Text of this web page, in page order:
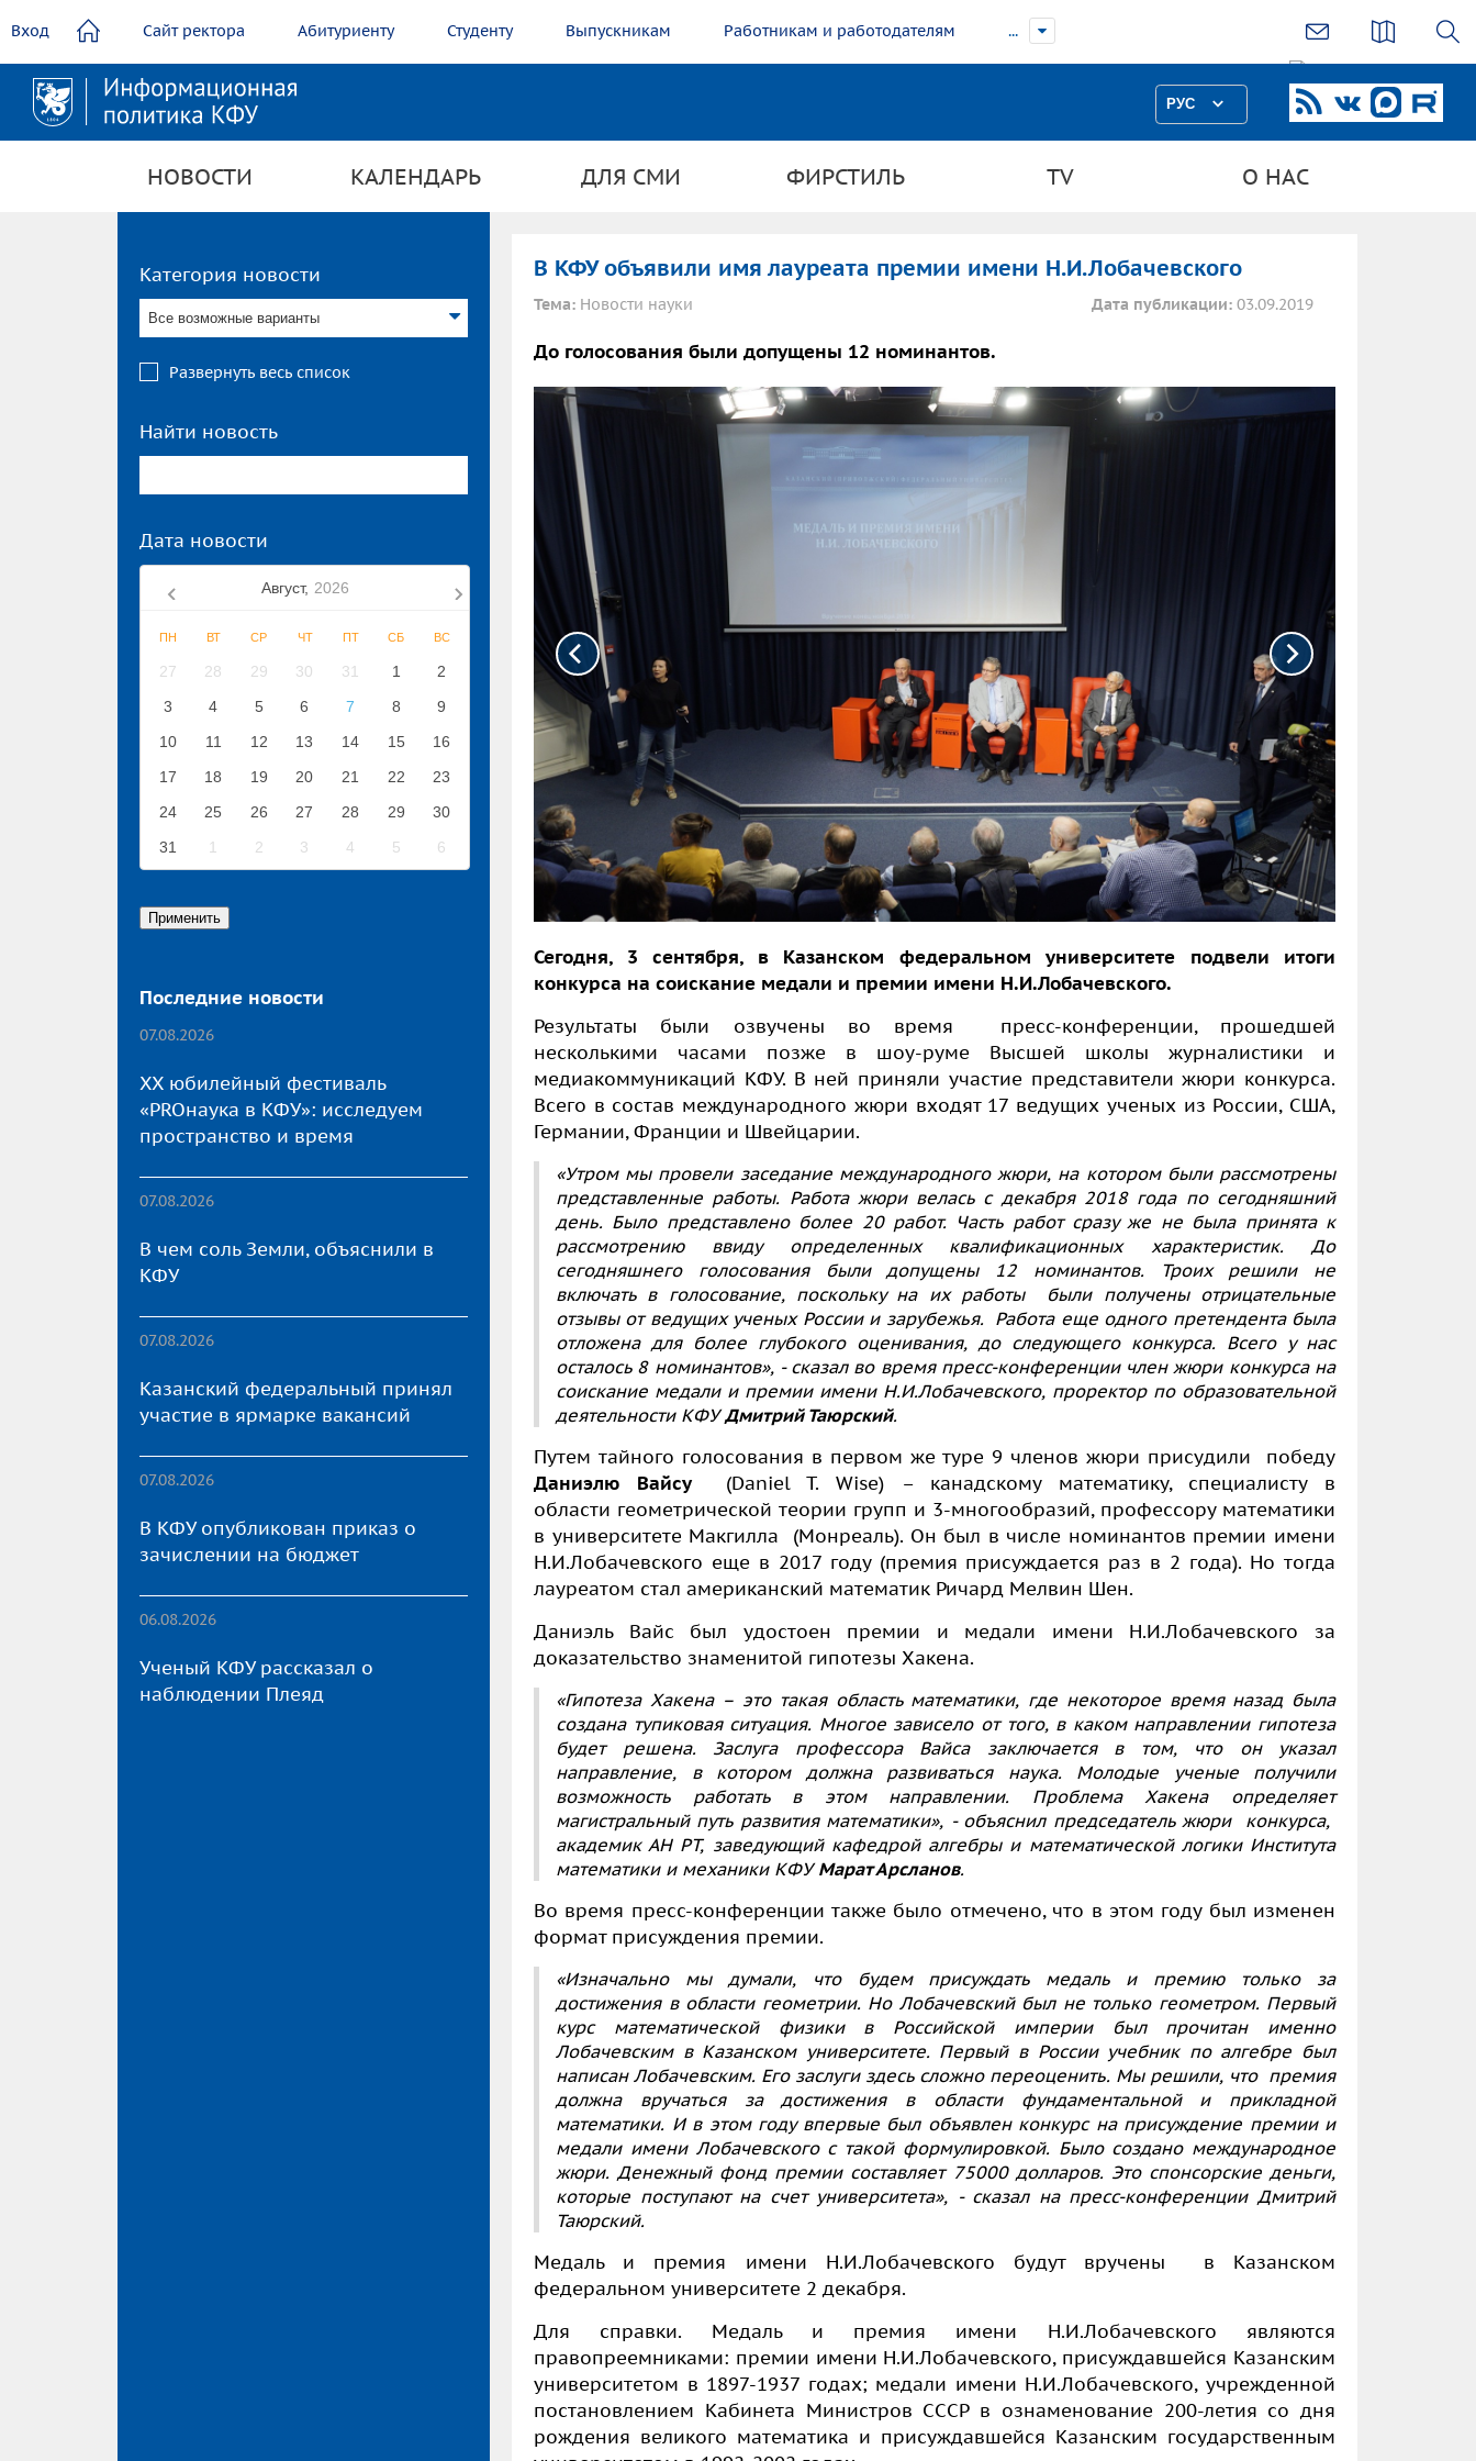
содержанию
Вход Сайт ректора Абитуриенту Студенту Выпускникам Работникам и работодателям ...
РУС
НОВОСТИ КАЛЕНДАРЬ ДЛЯ СМИ ФИРСТИЛЬ TV О НАС
Категория новости
Все возможные варианты
Развернуть весь список
Найти новость
Дата новости
Август, 2026
ПН ВТ СР ЧТ ПТ СБ ВС
27 28 29 30 31 1
2
3
4 5 6 7 8
9
10
11 12 13 14 15
16
17
18 19 20 21 22
23
24
25 26 27 28 29
30
31
1 2 3 4 5 6
Последние новости
07.08.2026
XX юбилейный фестиваль
«PROнаука в КФУ»: исследуем
пространство и время
07.08.2026
В чем соль Земли, объяснили в
КФУ
07.08.2026
Казанский федеральный принял
участие в ярмарке вакансий
07.08.2026
В КФУ опубликован приказ о
зачислении на бюджет
06.08.2026
Ученый КФУ рассказал о
наблюдении Плеяд
В КФУ объявили имя лауреата премии имени Н.И.Лобачевского
Тема: Новости науки Дата публикации: 03.09.2019
До голосования были допущены 12 номинантов.
Сегодня, 3 сентября, в Казанском федеральном университете подвели итоги
конкурса на соискание медали и премии имени Н.И.Лобачевского.
Результаты были озвучены во время пресс-конференции, прошедшей
несколькими часами позже в шоу-руме Высшей школы журналистики и
медиакоммуникаций КФУ. В ней приняли участие представители жюри конкурса.
Всего в состав международного жюри входят 17 ведущих ученых из России, США,
Германии, Франции и Швейцарии.
«Утром мы провели заседание международного жюри, на котором были рассмотрены
представленные работы. Работа жюри велась с декабря 2018 года по сегодняшний
день. Было представлено более 20 работ. Часть работ сразу же не была принята к
рассмотрению ввиду определенных квалификационных характеристик. До
сегодняшнего голосования были допущены 12 номинантов. Троих решили не
включать в голосование, поскольку на их работы были получены отрицательные
отзывы от ведущих ученых России и зарубежья. Работа еще одного претендента была
отложена для более глубокого оценивания, до следующего конкурса. Всего у нас
осталось 8 номинантов», - сказал во время пресс-конференции член жюри конкурса на
соискание медали и премии имени Н.И.Лобачевского, проректор по образовательной
деятельности КФУДмитрий Таюрский.
Путем тайного голосования в первом же туре 9 членов жюри присудили победу
Даниэлю Вайсу(Daniel T. Wise) – канадскому математику, специалисту в
области геометрической теории групп и 3-многообразий, профессору математики
в университете Макгилла (Монреаль). Он был в числе номинантов премии имени
Н.И.Лобачевского еще в 2017 году (премия присуждается раз в 2 года). Но тогда
лауреатом стал американский математик Ричард Мелвин Шен.
Даниэль Вайс был удостоен премии и медали имени Н.И.Лобачевского за
доказательство знаменитой гипотезы Хакена.
«Гипотеза Хакена – это такая область математики, где некоторое время назад была
создана тупиковая ситуация. Многое зависело от того, в каком направлении гипотеза
будет решена. Заслуга профессора Вайса заключается в том, что он указал
направление, в котором должна развиваться наука. Молодые ученые получили
возможность работать в этом направлении. Проблема Хакена определяет
магистральный путь развития математики», - объяснил председатель жюри конкурса,
академик АН РТ, заведующий кафедрой алгебры и математической логики Института
математики и механики КФУМарат Арсланов.
Во время пресс-конференции также было отмечено, что в этом году был изменен
формат присуждения премии.
«Изначально мы думали, что будем присуждать медаль и премию только за
достижения в области геометрии. Но Лобачевский был не только геометром. Первый
курс математической физики в Российской империи был прочитан именно
Лобачевским в Казанском университете. Первый в России учебник по алгебре был
написан Лобачевским. Его заслуги здесь сложно переоценить. Мы решили, что премия
должна вручаться за достижения в области фундаментальной и прикладной
математики. И в этом году впервые был объявлен конкурс на присуждение премии и
медали имени Лобачевского с такой формулировкой. Было создано международное
жюри. Денежный фонд премии составляет 75000 долларов. Это спонсорские деньги,
которые поступают на счет университета», - сказал на пресс-конференции Дмитрий
Таюрский.
Медаль и премия имени Н.И.Лобачевского будут вручены в Казанском
федеральном университете 2 декабря.
Для справки. Медаль и премия имени Н.И.Лобачевского являются
правопреемниками: премии имени Н.И.Лобачевского, присуждавшейся Казанским
университетом в 1897-1937 годах; медали имени Н.И.Лобачевского, учрежденной
постановлением Кабинета Министров СССР в ознаменование 200-летия со дня
рождения великого математика и присуждавшейся Казанским государственным